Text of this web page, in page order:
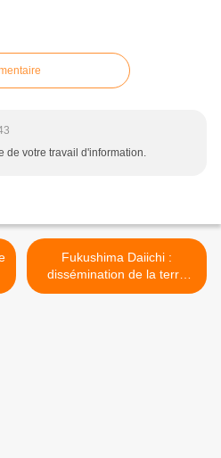
de votre travail d'information.
Fukushima Daiichi :
dissémination de la terre
radioactive à Tokyo ! >